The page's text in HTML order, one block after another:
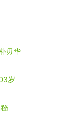
毋华
岁